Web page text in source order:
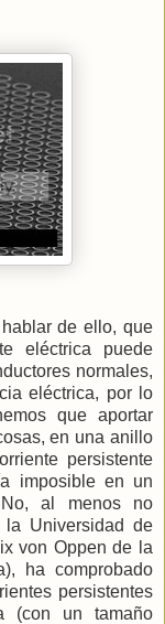
de ello, que
eléctrica puede
normales,
eléctrica, por lo
que aportar
en una anillo
persistente
imposible en un
No, al menos no
la Universidad de
von Oppen de la
ha comprobado
persistentes
(con un tamaño